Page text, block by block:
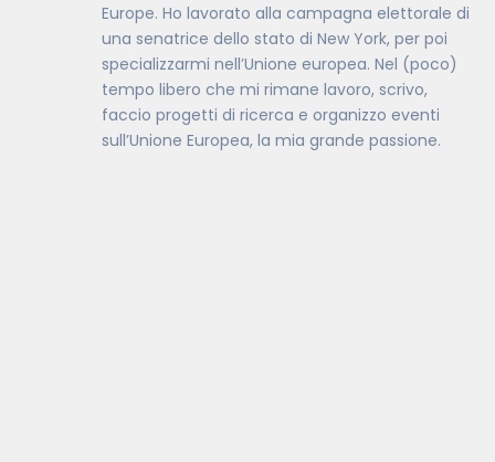
Europe. Ho lavorato alla campagna elettorale di
una senatrice dello stato di New York, per poi
specializzarmi nell’Unione europea. Nel (poco)
tempo libero che mi rimane lavoro, scrivo,
faccio progetti di ricerca e organizzo eventi
sull’Unione Europea, la mia grande passione.